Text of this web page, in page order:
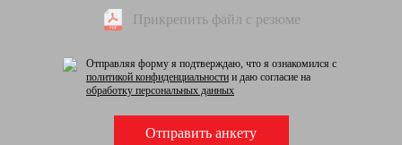
Прикрепить файл с резюме
Отправляя форму я подтверждаю, что я ознакомился с
политикой конфиденциальности и даю согласие на
обработку персональных данных